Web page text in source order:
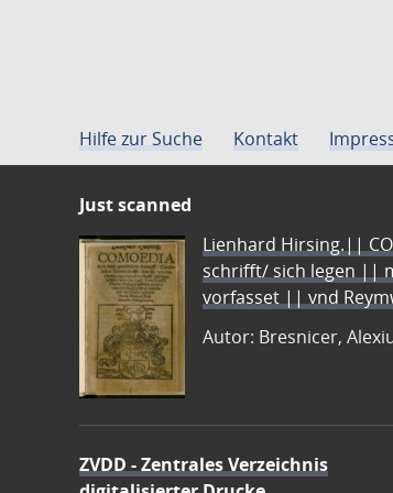
Hilfe zur Suche Kontakt
Just scanned
Lienhard Hirsing.||
schrifft/ sich legen ||
vorfasset || vnd
Autor: Bresnicer,
ZVDD - Zentrales Verzeichnis